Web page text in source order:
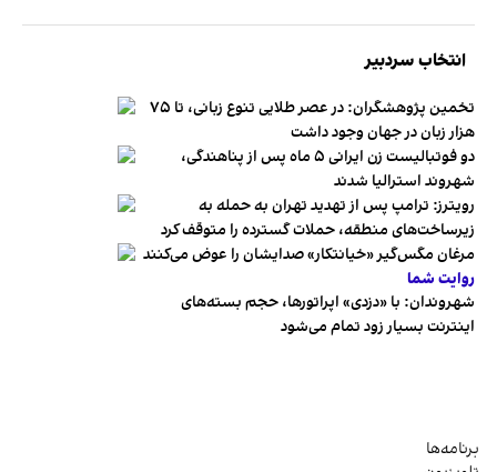
انتخاب سردبیر
تخمین پژوهشگران: در عصر طلایی تنوع زبانی، تا ۷۵
هزار زبان در جهان وجود داشت
دو فوتبالیست زن ایرانی ۵ ماه پس از پناهندگی،
شهروند استرالیا شدند
رویترز: ترامپ پس از تهدید تهران به حمله به
زیرساخت‌های منطقه، حملات گسترده را متوقف کرد
مرغان مگس‌گیر «خیانتکار» صدایشان را عوض می‌کنند
روایت شما
شهروندان:‌ با «دزدی» اپراتورها، حجم بسته‌های
اینترنت بسیار زود تمام می‌شود
برنامه‌ها